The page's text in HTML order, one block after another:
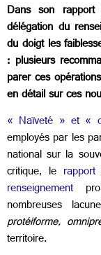
Dans son
délégation du
du doigt les
: plusieurs
parer ces
en détail sur ces
« Naïveté » et «
employés par les
national sur la
critique, le
renseignement
nombreuses
protéiforme,
territoire.